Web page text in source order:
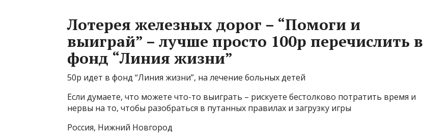
Лотерея железных дорог – “Помоги и
выиграй” – лучше просто 100р перечислить в
фонд “Линия жизни”
50р идет в фонд “Линия жизни”, на лечение больных детей
Если думаете, что можете что-то выиграть – рискуете бестолково потратить время и
нервы на то, чтобы разобраться в путанных правилах и загрузку игры
Россия, Нижний Новгород